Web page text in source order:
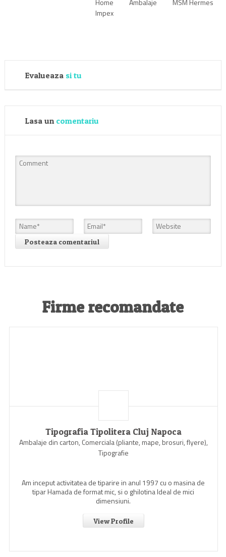
Home Ambalaje
MSM Hermes
Impex
Evalueaza si tu
Lasa un comentariu
Firme recomandate
Tipografia Tipolitera Cluj Napoca
Ambalaje din carton, Comerciala (pliante, mape, brosuri, flyere),
Tipografie
Am inceput activitatea de tiparire in anul 1997 cu o masina de
tipar Hamada de format mic, si o ghilotina Ideal de mici
dimensiuni.
View Profile